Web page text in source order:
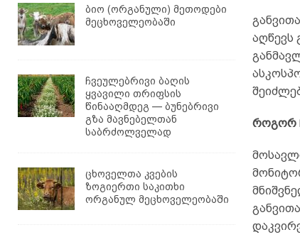
აღწევს
როგორ
ბიო (ორგანული) მეთოდები
მეცხოველეობაში
ჩვეულებრივი ბაღის
ყვავილი თრიფსის
წინააღმდეგ — ბუნებრივი
გზა მავნებელთან
საბრძოლველად
ცხოველთა კვების
ზოგიერთი საკითხი
ორგანულ მეცხოველეობაში